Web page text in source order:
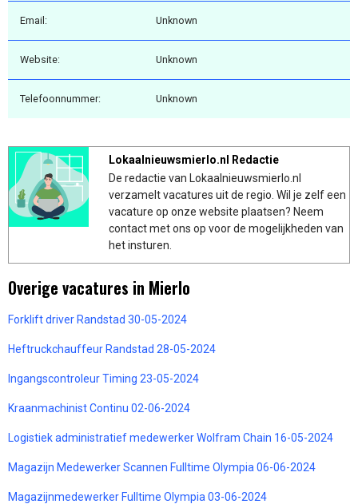
Email: Unknown
Website: Unknown
Telefoonnummer: Unknown
Lokaalnieuwsmierlo.nl Redactie
De redactie van Lokaalnieuwsmierlo.nl
verzamelt vacatures uit de regio. Wil je zelf een
vacature op onze website plaatsen? Neem
contact met ons op voor de mogelijkheden van
het insturen.
Overige vacatures in Mierlo
Forklift driver Randstad 30-05-2024
Heftruckchauffeur Randstad 28-05-2024
Ingangscontroleur Timing 23-05-2024
Kraanmachinist Continu 02-06-2024
Logistiek administratief medewerker Wolfram Chain 16-05-2024
Magazijn Medewerker Scannen Fulltime Olympia 06-06-2024
Magazijnmedewerker Fulltime Olympia 03-06-2024